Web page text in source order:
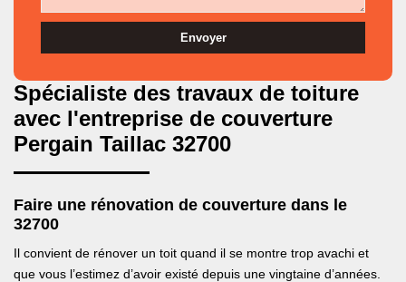
Spécialiste des travaux de toiture
avec l'entreprise de couverture
Pergain Taillac 32700
Faire une rénovation de couverture dans le
32700
Il convient de rénover un toit quand il se montre trop avachi et
que vous l’estimez d’avoir existé depuis une vingtaine d’années.